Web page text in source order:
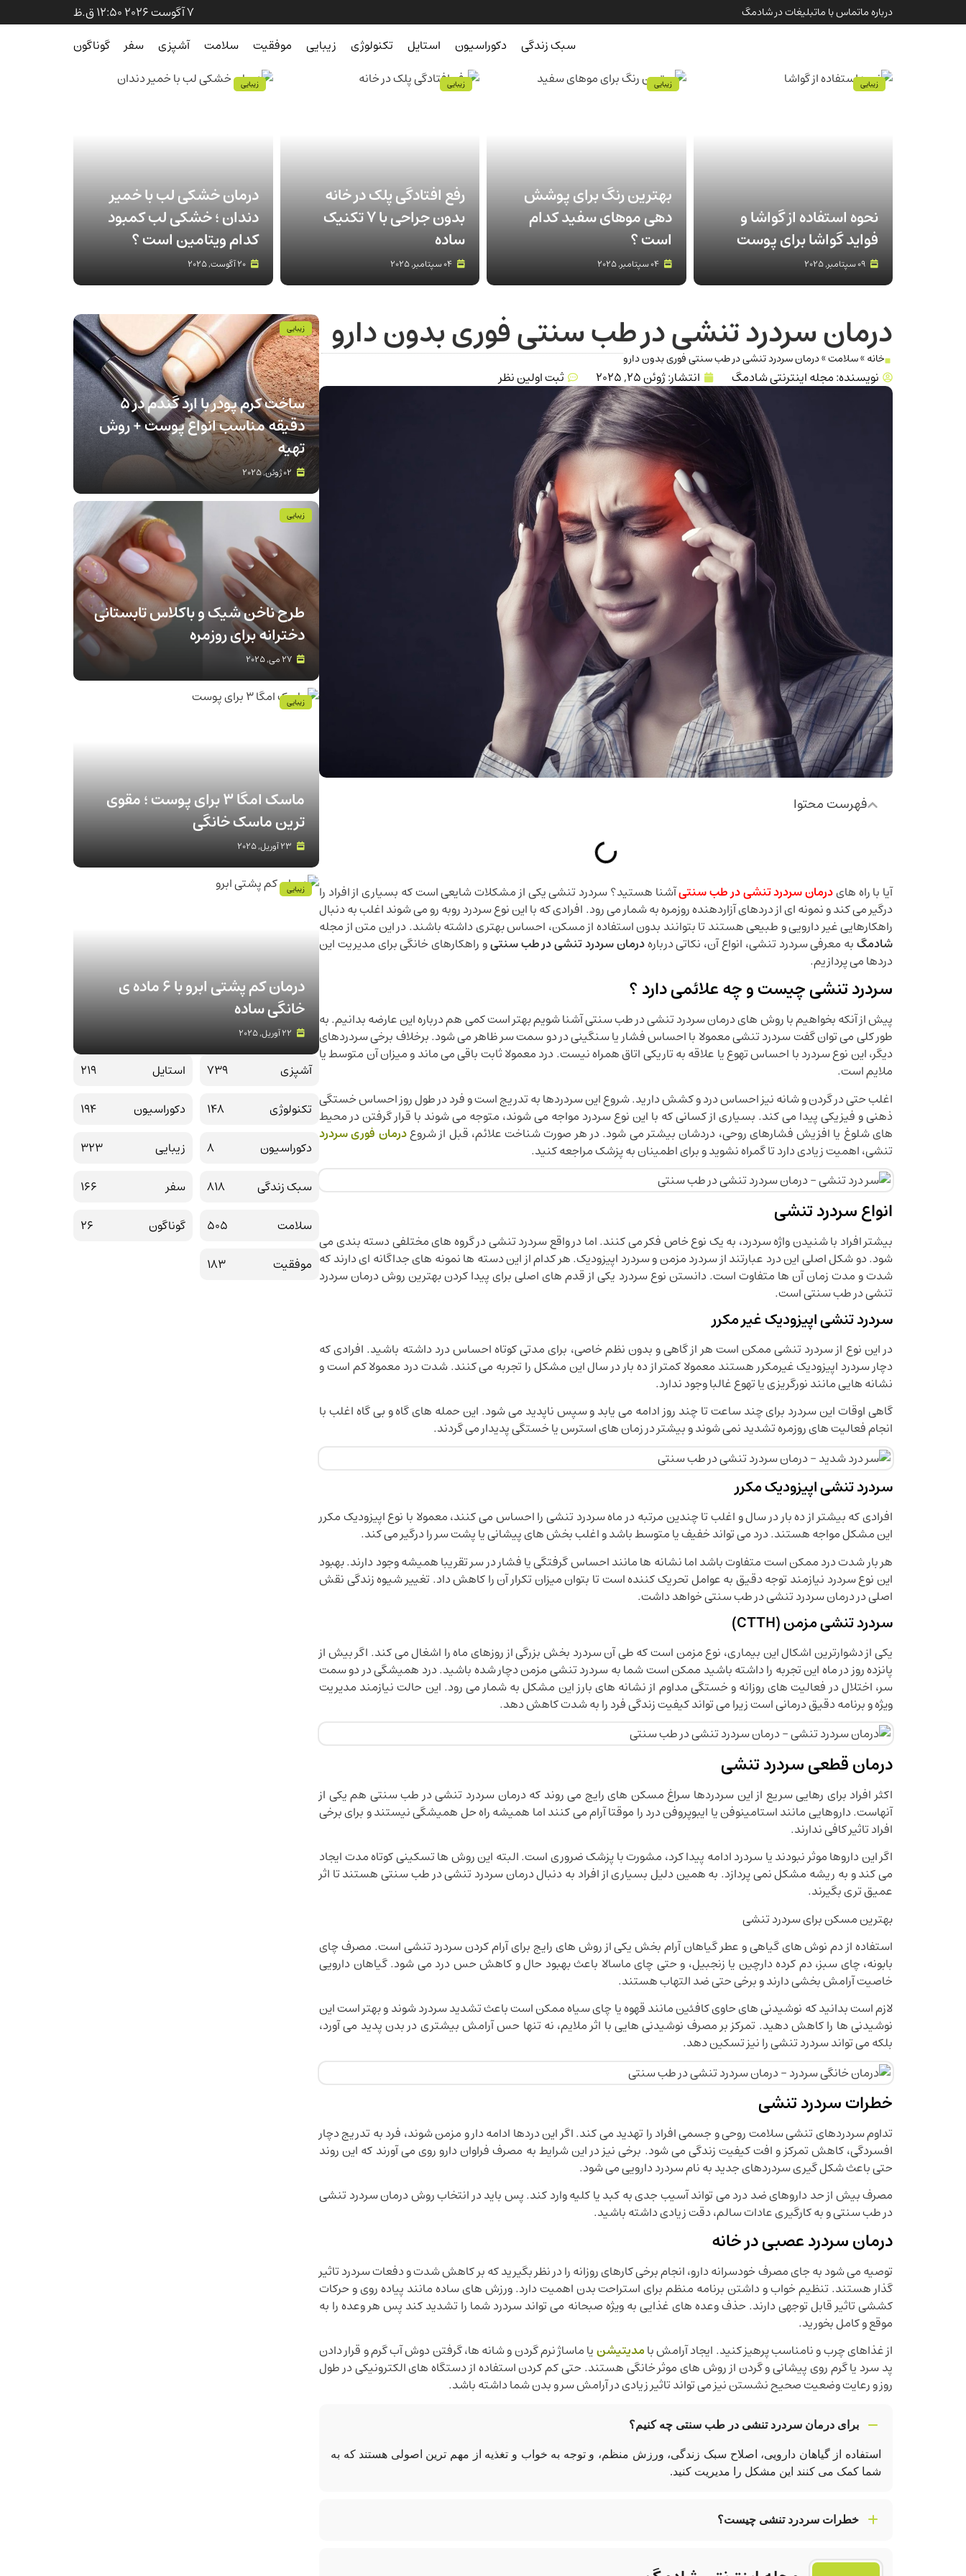
درباره ماتماس با ماتبلیغات در شادمگ
7 آگوست 2026 12:50 ق.ظ
سبک زندگی
دکوراسیون استایل تکنولوژی زیبایی موفقیت سلامت آشپزی سفر گوناگون
نحوه استفاده از گواشا و
فواید گواشا برای پوست
زیبایی
بهترین رنگ برای پوشش
دهی موهای سفید کدام
است ؟
04 سپتامبر, 2025
زیبایی
رفع افتادگی پلک در خانه
بدون جراحی با 7 تکنیک
ساده
زیبایی
درمان خشکی لب با خمیر
دندان ؛ خشکی لب کمبود
کدام ویتامین است ؟
20 آگوست, 2025
زیبایی
درمان سردرد تنشی در طب سنتی فوری بدون دارو
خانه»سلامت»درمان سردرد تنشی در طب سنتی فوری بدون دارو
نویسنده:مجله اینترنتی شادمگ انتشار:ژوئن 25, 2025 ثبت اولین نظر
فهرست محتوا
آیا با راه هایدرمان سردرد تنشی در طب سنتیآشنا هستید؟ سردرد تنشی یکی از مشکلات شایعی است که بسیاری از افراد را
درگیر می کند و نمونه ای از دردهای آزاردهنده روزمره به شمار می رود. افرادی که با این نوع سردرد روبه رو می شوند اغلب به دنبال
راهکارهایی غیر دارویی و طبیعی هستند تا بتوانند بدون استفاده از مسکن، احساس بهتری داشته باشند. در این متن از مجله
شادمگبه معرفی سردرد تنشی، انواع آن، نکاتی دربارهدرمان سردرد تنشی در طب سنتیو راهکارهای خانگی برای مدیریت این
دردها می پردازیم.
سردرد تنشی چیست و چه علائمی دارد ؟
پیش از آنکه بخواهیم با روش های درمان سردرد تنشی در طب سنتی آشنا شویم بهتر است کمی هم درباره این عارضه بدانیم. به
طور کلی می توان گفت سردرد تنشی معمولا با احساس فشار یا سنگینی در دو سمت سر ظاهر می شود. برخلاف برخی سردردهای
دیگر، این نوع سردرد با احساس تهوع یا علاقه به تاریکی اتاق همراه نیست. درد معمولا ثابت باقی می ماند و میزان آن متوسط یا
ملایم است.
اغلب حتی در گردن و شانه نیز احساس درد و کشش دارید. شروع این سردردها به تدریج است و فرد در طول روز احساس خستگی
ذهنی و فیزیکی پیدا می کند. بسیاری از کسانی که با این نوع سردرد مواجه می شوند، متوجه می شوند با قرار گرفتن در محیط
های شلوغ یا افزیش فشارهای روحی، دردشان بیشتر می شود. در هر صورت شناخت علائم، قبل از شروعدرمان فوری سردرد
تنشی، اهمیت زیادی دارد تا گمراه نشوید و برای اطمینان به پزشک مراجعه کنید.
انواع سردرد تنشی
بیشتر افراد با شنیدن واژه سردرد، به یک نوع خاص فکر می کنند. اما در واقع سردرد تنشی در گروه های مختلفی دسته بندی می
شود. دو شکل اصلی این درد عبارتند از سردرد مزمن و سردرد اپیزودیک. هر کدام از این دسته ها نمونه های جداگانه ای دارند که
شدت و مدت زمان آن ها متفاوت است. دانستن نوع سردرد یکی از قدم های اصلی برای پیدا کردن بهترین روش درمان سردرد
تنشی در طب سنتی است.
سردرد تنشی اپیزودیک غیر مکرر
در این نوع از سردرد تنشی ممکن است هر از گاهی و بدون نظم خاصی، برای مدتی کوتاه احساس درد داشته باشید. افرادی که
دچار سردرد اپیزودیک غیرمکرر هستند معمولا کمتر از ده بار در سال این مشکل را تجربه می کنند. شدت درد معمولا کم است و
نشانه هایی مانند نورگریزی یا تهوع غالبا وجود ندارد.
گاهی اوقات این سردرد برای چند ساعت تا چند روز ادامه می یابد و سپس ناپدید می شود. این حمله های گاه و بی گاه اغلب با
انجام فعالیت های روزمره تشدید نمی شوند و بیشتر در زمان های استرس یا خستگی پدیدار می گردند.
سردرد تنشی اپیزودیک مکرر
افرادی که بیشتر از ده بار در سال و اغلب تا چندین مرتبه در ماه سردرد تنشی را احساس می کنند، معمولا با نوع اپیزودیک مکرر
این مشکل مواجه هستند. درد می تواند خفیف یا متوسط باشد و اغلب بخش های پیشانی یا پشت سر را درگیر می کند.
هر بار شدت درد ممکن است متفاوت باشد اما نشانه ها مانند احساس گرفتگی یا فشار در سر تقریبا همیشه وجود دارند. بهبود
این نوع سردرد نیازمند توجه دقیق به عوامل تحریک کننده است تا بتوان میزان تکرار آن را کاهش داد. تغییر شیوه زندگی نقش
اصلی در درمان سردرد تنشی در طب سنتی خواهد داشت.
سردرد تنشی مزمن (CTTH)
یکی از دشوارترین اشکال این بیماری، نوع مزمن است که طی آن سردرد بخش بزرگی از روزهای ماه را اشغال می کند. اگر بیش از
پانزده روز در ماه این تجربه را داشته باشید ممکن است شما به سردرد تنشی مزمن دچار شده باشید. درد همیشگی در دو سمت
سر، اختلال در فعالیت های روزانه و خستگی مداوم از نشانه های بارز این مشکل به شمار می رود. این حالت نیازمند مدیریت
ویژه و برنامه دقیق درمانی است زیرا می تواند کیفیت زندگی فرد را به شدت کاهش دهد.
درمان قطعی سردرد تنشی
اکثر افراد برای رهایی سریع از این سردردها سراغ مسکن های رایج می روند که درمان سردرد تنشی در طب سنتی هم یکی از
آنهاست. داروهایی مانند استامینوفن یا ایبوپروفن درد را موقتا آرام می کنند اما همیشه راه حل همیشگی نیستند و برای برخی
افراد تاثیر کافی ندارند.
اگر این داروها موثر نبودند یا سردرد ادامه پیدا کرد، مشورت با پزشک ضروری است. البته این روش ها تسکینی کوتاه مدت ایجاد
می کند و به ریشه مشکل نمی پردازد. به همین دلیل بسیاری از افراد به دنبال درمان سردرد تنشی در طب سنتی هستند تا اثر
عمیق تری بگیرند.
بهترین مسکن برای سردرد تنشی
استفاده از دم نوش های گیاهی و عطر گیاهان آرام بخش یکی از روش های رایج برای آرام کردن سردرد تنشی است. مصرف چای
بابونه، چای سبز، دم کرده دارچین یا زنجبیل، و حتی چای ماسالا باعث بهبود حال و کاهش حس درد می شود. گیاهان دارویی
خاصیت آرامش بخشی دارند و برخی حتی ضد التهاب هستند.
لازم است بدانید که نوشیدنی های حاوی کافئین مانند قهوه یا چای سیاه ممکن است باعث تشدید سردرد شوند و بهتر است این
نوشیدنی ها را کاهش دهید. تمرکز بر مصرف نوشیدنی هایی با اثر ملایم، نه تنها حس آرامش بیشتری در بدن پدید می آورد،
بلکه می تواند سردرد تنشی را نیز تسکین دهد.
خطرات سردرد تنشی
تداوم سردردهای تنشی سلامت روحی و جسمی افراد را تهدید می کند. اگر این دردها ادامه دار و مزمن شوند، فرد به تدریج دچار
افسردگی، کاهش تمرکز و افت کیفیت زندگی می شود. برخی نیز در این شرایط به مصرف فراوان دارو روی می آورند که این روند
حتی باعث شکل گیری سردردهای جدید به نام سردرد دارویی می شود.
مصرف بیش از حد داروهای ضد درد می تواند آسیب جدی به کبد یا کلیه وارد کند. پس باید در انتخاب روش درمان سردرد تنشی
در طب سنتی و به کارگیری عادات سالم، دقت زیادی داشته باشید.
درمان سردرد عصبی در خانه
توصیه می شود به جای مصرف خودسرانه دارو، انجام برخی کارهای روزانه را در نظر بگیرید که بر کاهش شدت و دفعات سردرد تاثیر
گذار هستند. تنظیم خواب و داشتن برنامه منظم برای استراحت بدن اهمیت دارد. ورزش های ساده مانند پیاده روی و حرکات
کششی تاثیر قابل توجهی دارند. حذف وعده های غذایی به ویژه صبحانه می تواند سردرد شما را تشدید کند پس هر وعده را به
موقع و کامل بخورید.
از غذاهای چرب و نامناسب پرهیز کنید. ایجاد آرامش بامدیتیشنیا ماساژ نرم گردن و شانه ها، گرفتن دوش آب گرم و قرار دادن
پد سرد یا گرم روی پیشانی و گردن از روش های موثر خانگی هستند. حتی کم کردن استفاده از دستگاه های الکترونیکی در طول
روز و رعایت وضعیت صحیح نشستن نیز می تواند تاثیر زیادی در آرامش سر و بدن شما داشته باشد.
برای درمان سردرد تنشی در طب سنتی چه کنیم؟
استفاده از گیاهان دارویی، اصلاح سبک زندگی، ورزش منظم، و توجه به خواب و تغذیه از مهم ترین اصولی هستند که به
شما کمک می کنند این مشکل را مدیریت کنید.
خطرات سردرد تنشی چیست؟
ساخت کرم پودر با ارد گندم در ۵
دقیقه مناسب انواع پوست‌ + روش
تهیه
زیبایی
طرح ناخن شیک و باکلاس تابستانی
دخترانه برای روزمره
زیبایی
ماسک امگا 3 برای پوست ؛ مقوی
ترین ماسک خانگی
زیبایی
درمان کم پشتی ابرو با 6 ماده ی
خانگی ساده
زیبایی
آشپزی 739 استایل
219
تکنولوژی
148 دکوراسیون
194
دکوراسیون
8 زیبایی
323
سبک زندگی
818 سفر
166
سلامت
505 گوناگون
26
موفقیت
183